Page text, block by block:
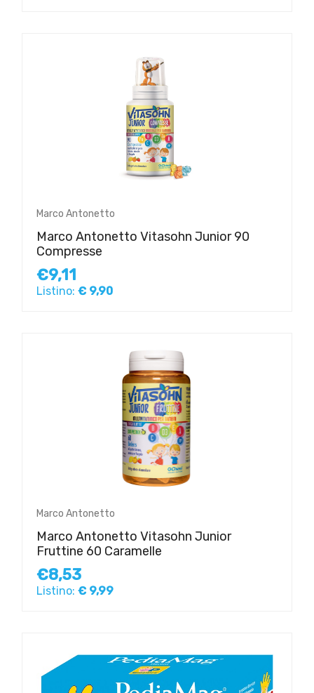
Marco Antonetto
Marco Antonetto Vitasohn Junior 90
Compresse
€9,11
Listino: € 9,90
Marco Antonetto
Marco Antonetto Vitasohn Junior
Fruttine 60 Caramelle
€8,53
Listino: € 9,99